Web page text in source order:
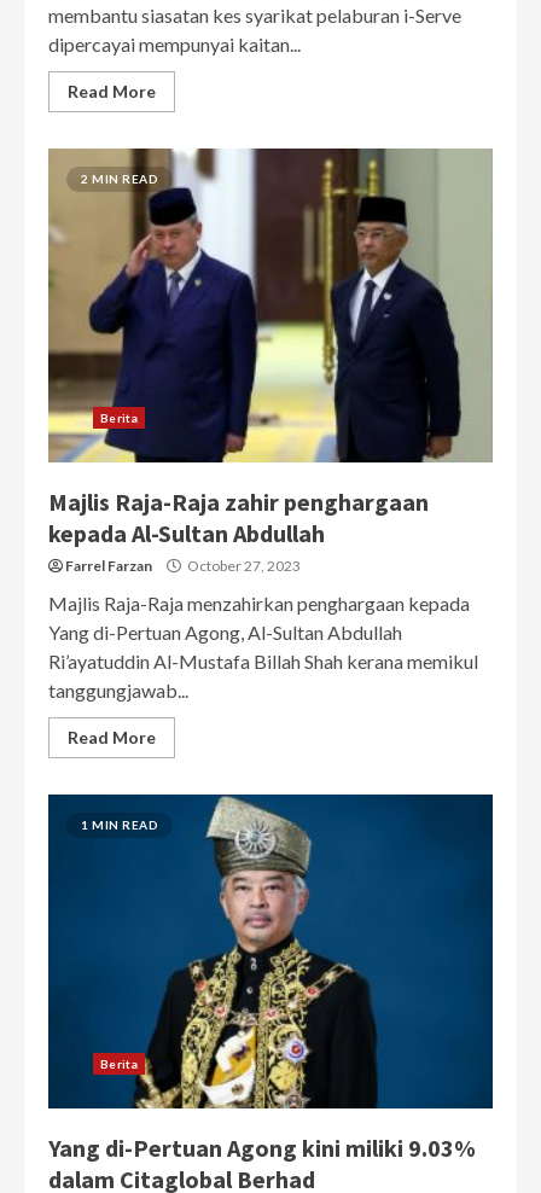
membantu siasatan kes syarikat pelaburan i-Serve
dipercayai mempunyai kaitan...
Read More
2 MIN READ
Berita
Majlis Raja-Raja zahir penghargaan
kepada Al-Sultan Abdullah
Farrel Farzan October 27, 2023
Majlis Raja-Raja menzahirkan penghargaan kepada
Yang di-Pertuan Agong, Al-Sultan Abdullah
Ri’ayatuddin Al-Mustafa Billah Shah kerana memikul
tanggungjawab...
Read More
1 MIN READ
Berita
Yang di-Pertuan Agong kini miliki 9.03%
dalam Citaglobal Berhad